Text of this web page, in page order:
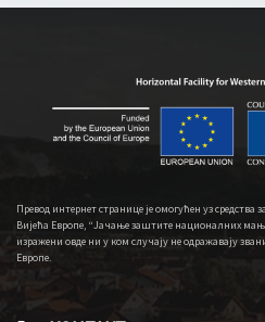
Превод интернет странице је омогућен уз средства
Вијећа Европе, “Јачање заштите националних
изражени овде ни у ком случају не одражавају
Европе.